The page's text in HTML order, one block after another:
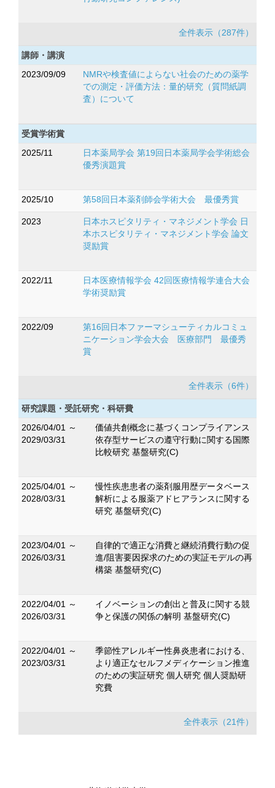
全件表示（287件）
講師・講演
2023/09/09
NMRや検査値によらない社会のための薬学
での測定・評価方法：量的研究（質問紙調
査）について
受賞学術賞
2025/11
日本薬局学会 第19回日本薬局学会学術総会
優秀演題賞
2025/10 第58回日本薬剤師会学術大会 最優秀賞
2023
日本ホスピタリティ・マネジメント学会 日
本ホスピタリティ・マネジメント学会 論文
奨励賞
2022/11
日本医療情報学会 42回医療情報学連合大会
学術奨励賞
2022/09
第16回日本ファーマシューティカルコミュ
ニケーション学会大会 医療部門 最優秀
賞
全件表示（6件）
研究課題・受託研究・科研費
2026/04/01 ～
2029/03/31
価値共創概念に基づくコンプライアンス
依存型サービスの遵守行動に関する国際
比較研究 基盤研究(C)
2025/04/01 ～
2028/03/31
慢性疾患患者の薬剤服用歴データベース
解析による服薬アドヒアランスに関する
研究 基盤研究(C)
2023/04/01 ～
2026/03/31
自律的で適正な消費と継続消費行動の促
進/阻害要因探求のための実証モデルの再
構築 基盤研究(C)
2022/04/01 ～
2026/03/31
イノベーションの創出と普及に関する競
争と保護の関係の解明 基盤研究(C)
2022/04/01 ～
2023/03/31
季節性アレルギー性鼻炎患者における、
より適正なセルフメディケーション推進
のための実証研究 個人研究 個人奨励研
究費
全件表示（21件）